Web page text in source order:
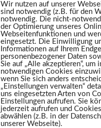
Wir nutzen auf unserer
sind notwendig (z.B. für den
notwendig. Die nicht-
der Optimierung unseres
Webseitenfunktionen und
eingesetzt. Die Einwilligung
Informationen auf Ihrem
personenbezogener Daten
Sie auf „Alle akzeptieren“, um
notwendigen Cookies
wenn Sie sich anders
„Einstellungen verwalten“
uns eingesetzten Arten von
Einstellungen aufrufen. Sie
jederzeit aufrufen und
abwählen (z.B. in der
unserer Webseite).